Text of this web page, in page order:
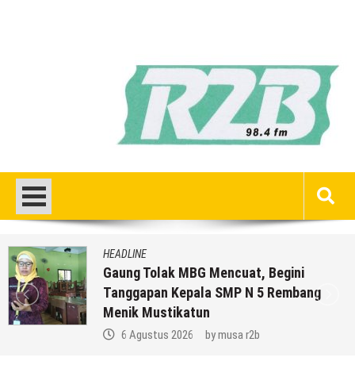
HEADLINE
Gaung Tolak MBG Mencuat, Begini
Tanggapan Kepala SMP N 5 Rembang
Menik Mustikatun
6 Agustus 2026 bymusa r2b